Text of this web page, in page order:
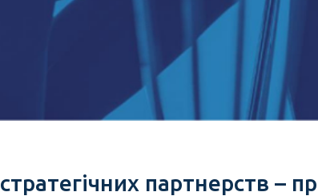
партнерств –